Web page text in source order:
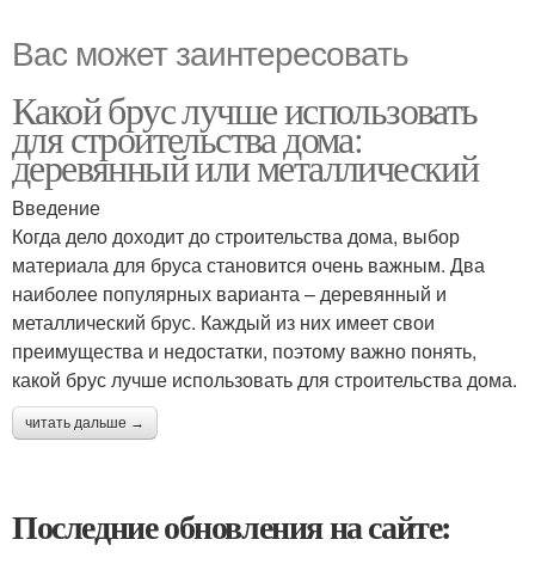
Вас может заинтересовать
Какой брус лучше использовать
для строительства дома:
деревянный или металлический
Введение
Когда дело доходит до строительства дома, выбор
материала для бруса становится очень важным. Два
наиболее популярных варианта – деревянный и
металлический брус. Каждый из них имеет свои
преимущества и недостатки, поэтому важно понять,
какой брус лучше использовать для строительства дома.
читать дальше →
Последние обновления на сайте: